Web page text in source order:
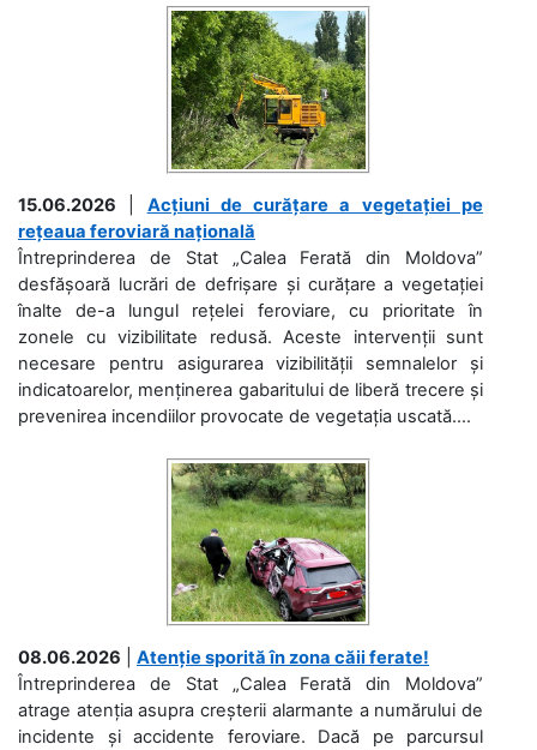
15.06.2026
Acțiuni de curățare a vegetației pe
rețeaua feroviară națională
Întreprinderea de Stat „Calea Ferată din Moldova”
desfășoară lucrări de defrișare și curățare a vegetației
înalte de-a lungul rețelei feroviare, cu prioritate în
zonele cu vizibilitate redusă. Aceste intervenții sunt
necesare pentru asigurarea vizibilității semnalelor și
indicatoarelor, menținerea gabaritului de liberă trecere și
prevenirea incendiilor provocate de vegetația uscată....
08.06.2026
Atenție sporită în zona căii ferate!
Întreprinderea de Stat „Calea Ferată din Moldova”
atrage atenția asupra creșterii alarmante a numărului de
incidente și accidente feroviare. Dacă pe parcursul